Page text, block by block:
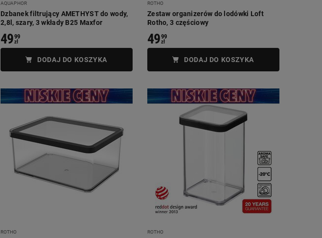
AQUAPHOR
Dzbanek filtrujący AMETHYST do wody,
2,8l, szary, 3 wkłady B25 Maxfor
4999
zł
DODAJ DO KOSZYKA
ROTHO
Zestaw organizerów do lodówki Loft
Rotho, 3 częściowy
4999
zł
DODAJ DO KOSZYKA
ROTHO ROTHO